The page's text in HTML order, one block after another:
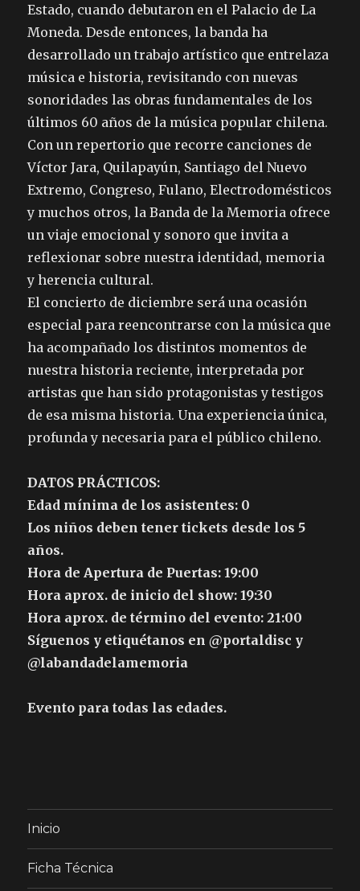
Estado, cuando debutaron en el Palacio de La
Moneda. Desde entonces, la banda ha
desarrollado un trabajo artístico que entrelaza
música e historia, revisitando con nuevas
sonoridades las obras fundamentales de los
últimos 60 años de la música popular chilena.
Con un repertorio que recorre canciones de
Víctor Jara, Quilapayún, Santiago del Nuevo
Extremo, Congreso, Fulano, Electrodomésticos
y muchos otros, la Banda de la Memoria ofrece
un viaje emocional y sonoro que invita a
reflexionar sobre nuestra identidad, memoria
y herencia cultural.
El concierto de diciembre será una ocasión
especial para reencontrarse con la música que
ha acompañado los distintos momentos de
nuestra historia reciente, interpretada por
artistas que han sido protagonistas y testigos
de esa misma historia. Una experiencia única,
profunda y necesaria para el público chileno.
DATOS PRÁCTICOS:
Edad mínima de los asistentes: 0
Los niños deben tener tickets desde los 5
años.
Hora de Apertura de Puertas: 19:00
Hora aprox. de inicio del show: 19:30
Hora aprox. de término del evento: 21:00
Síguenos y etiquétanos en @portaldisc y
@labandadelamemoria
Evento para todas las edades.
Inicio
Ficha Técnica